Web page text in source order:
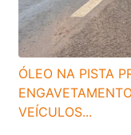
ÓLEO NA PISTA
VEÍCULOS...